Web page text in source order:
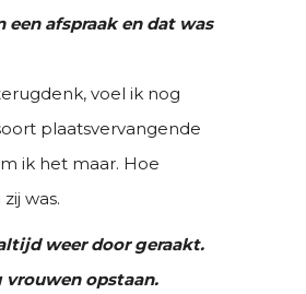
een afspraak en dat was
voel ik nog
plaatsvervangende
ik het maar. Hoe
was.
weer door geraakt.
vrouwen opstaan.